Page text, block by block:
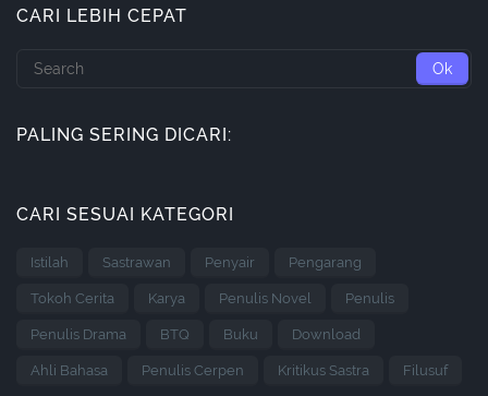
CARI LEBIH CEPAT
PALING SERING DICARI:
CARI SESUAI KATEGORI
Istilah Sastrawan Penyair Pengarang
Tokoh Cerita Karya Penulis Novel Penulis
Penulis Drama BTQ Buku Download
Ahli Bahasa Penulis Cerpen Kritikus Sastra Filusuf